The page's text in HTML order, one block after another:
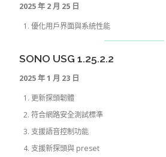
2025 年 2 月 25 日
優化用戶界面與系統性能
SONO USG 1.25.2.2
2025 年 1 月 23 日
更新探頭韌體
符合網路安全測試標準
支援語音控制功能
支援新探頭與 preset